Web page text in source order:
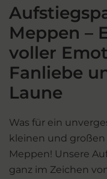
Meppen –
voller
Fanliebe
Laune
Was für ein
kleinen und großen
Meppen! Unsere
ganz im Zeichen